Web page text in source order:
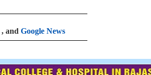
, and Google News